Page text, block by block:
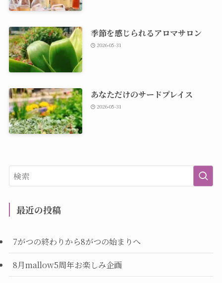
季節を感じられるアロマサロン
2026-05-31
あなただけのサードプレイス
2026-05-31
最近の投稿
7がつの終わりから8がつの始まりへ
8月mallow5周年お楽しみ企画